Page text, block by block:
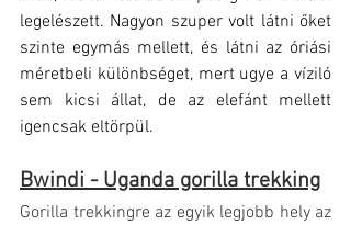
legelészett. Nagyon szuper volt látni őket
szinte egymás mellett, és látni az óriási
méretbeli különbséget, mert ugye a víziló
sem kicsi állat, de az elefánt mellett
igencsak eltörpül.
Bwindi - Uganda gorilla trekking
Gorilla trekkingre az egyik legjobb hely az